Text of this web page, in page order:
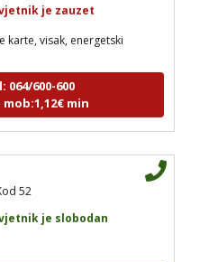
je zauzet
karte, visak, energetski
064/600-600
min
52
je slobodan